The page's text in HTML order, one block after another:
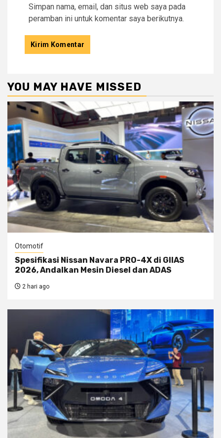
Simpan nama, email, dan situs web saya pada
peramban ini untuk komentar saya berikutnya.
YOU MAY HAVE MISSED
Otomotif
Spesifikasi Nissan Navara PRO-4X di GIIAS
2026, Andalkan Mesin Diesel dan ADAS
2 hari ago